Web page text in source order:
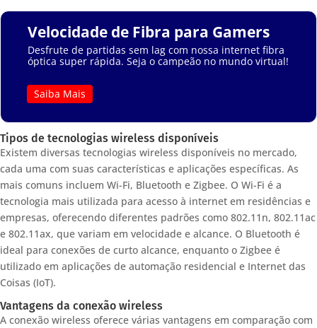
Velocidade de Fibra para Gamers
Desfrute de partidas sem lag com nossa internet fibra
óptica super rápida. Seja o campeão no mundo virtual!
Saiba Mais
Tipos de tecnologias wireless disponíveis
Existem diversas tecnologias wireless disponíveis no mercado,
cada uma com suas características e aplicações específicas. As
mais comuns incluem Wi-Fi, Bluetooth e Zigbee. O Wi-Fi é a
tecnologia mais utilizada para acesso à internet em residências e
empresas, oferecendo diferentes padrões como 802.11n, 802.11ac
e 802.11ax, que variam em velocidade e alcance. O Bluetooth é
ideal para conexões de curto alcance, enquanto o Zigbee é
utilizado em aplicações de automação residencial e Internet das
Coisas (IoT).
Vantagens da conexão wireless
A conexão wireless oferece várias vantagens em comparação com